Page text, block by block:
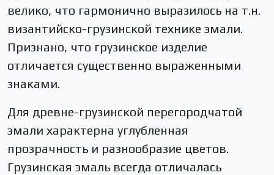
велико, что гармонично выразилось на т.н.
византийско-грузинской технике эмали.
Признано, что грузинское изделие
отличается существенно выраженными
знаками.
Для древне-грузинской перегородчатой
эмали характерна углубленная
прозрачность и разнообразие цветов.
Грузинская эмаль всегда отличалась